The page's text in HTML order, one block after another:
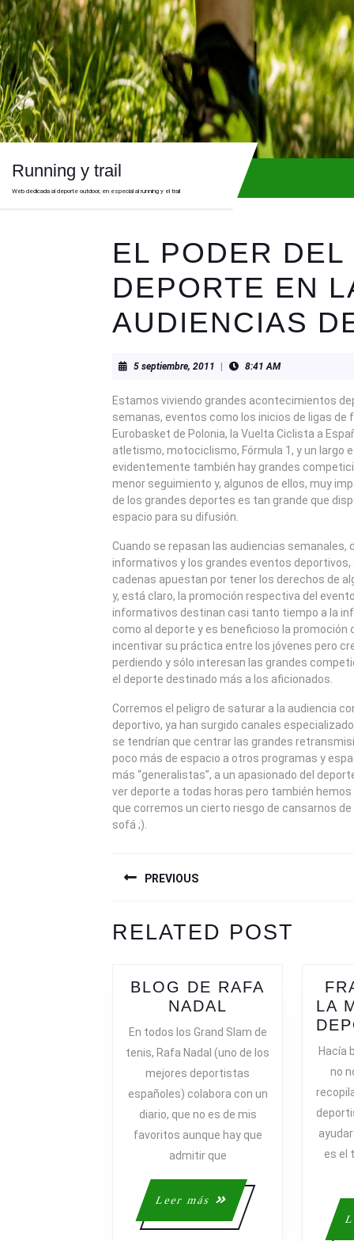
Skip
to
content
Running y trail
Web dedicada al deporte outdoor, en especial al running y el trail
EL PODER DEL
DEPORTE EN
AUDIENCIAS
5 septiembre, 2011
2011
8:41 AM
Estamos viviendo grandes acontecimientos
semanas, eventos como los inicios de ligas de
Eurobasket de Polonia, la Vuelta Ciclista a
atletismo, motociclismo, Fórmula 1, y un largo
evidentemente también hay grandes
menor seguimiento y, algunos de ellos, muy
de los grandes deportes es tan grande que
espacio para su difusión.
Cuando se repasan las audiencias semanales,
informativos y los grandes eventos
cadenas apuestan por tener los derechos de
y, está claro, la promoción respectiva del
informativos destinan casi tanto tiempo a la
como al deporte y es beneficioso la promoción
incentivar su práctica entre los jóvenes pero
perdiendo y sólo interesan las grandes
el deporte destinado más a los aficionados.
Corremos el peligro de saturar a la audiencia
deportivo, ya han surgido canales
se tendrían que centrar las grandes
poco más de espacio a otros programas y
más “generalistas”, a un apasionado del
ver deporte a todas horas pero también
que corremos un cierto riesgo de cansarnos
sofá ;).
DE
ENTRADAS
PREVIOUS
post:
RELATED POST
BLOG DE RAFA
NADAL
DE
NADAL
En todos los Grand Slam de
tenis, Rafa Nadal (uno de los
mejores deportistas
españoles) colabora con un
diario, que no es de mis
favoritos aunque hay que
admitir que
Leer más
Leer
más
LA
Hacía
no
es el